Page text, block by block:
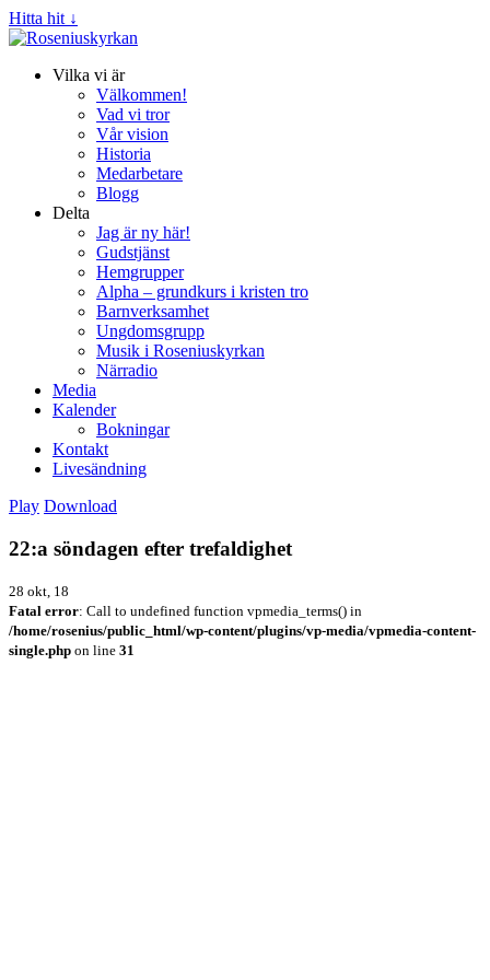
Hitta hit ↓
Vilka vi är
Välkommen!
Vad vi tror
Vår vision
Historia
Medarbetare
Blogg
Delta
Jag är ny här!
Gudstjänst
Hemgrupper
Alpha – grundkurs i kristen tro
Barnverksamhet
Ungdomsgrupp
Musik i Roseniuskyrkan
Närradio
Media
Kalender
Bokningar
Kontakt
Livesändning
Play Download
22:a söndagen efter trefaldighet
28 okt, 18
Fatal error: Call to undefined function vpmedia_terms() in
/home/rosenius/public_html/wp-content/plugins/vp-media/vpmedia-content-
single.php on line 31